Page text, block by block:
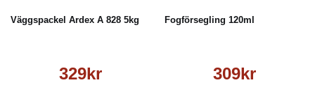
Väggspackel Ardex A 828 5kg
329kr
Fogförsegling 120ml
309kr